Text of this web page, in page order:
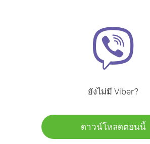
ยังไม่มี Viber?
ดาวน์โหลดตอนนี้